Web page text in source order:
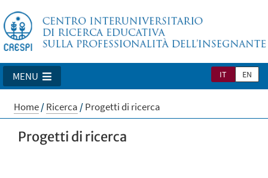
IT EN
MENU
Home/Ricerca /Progetti di ricerca
Progetti di ricerca